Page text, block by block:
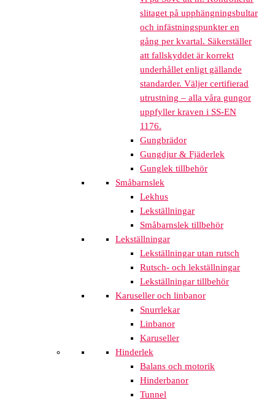
slitaget på upphängningsbultar
och infästningspunkter en
gång per kvartal. Säkerställer
att fallskyddet är korrekt
underhållet enligt gällande
standarder. Väljer certifierad
utrustning – alla våra gungor
uppfyller kraven i SS-EN
1176.
Gungbrädor
Gungdjur & Fjäderlek
Gunglek tillbehör
Småbarnslek
Lekhus
Lekställningar
Småbarnslek tillbehör
Lekställningar
Lekställningar utan rutsch
Rutsch- och lekställningar
Lekställningar tillbehör
Karuseller och linbanor
Snurrlekar
Linbanor
Karuseller
Hinderlek
Balans och motorik
Hinderbanor
Tunnel